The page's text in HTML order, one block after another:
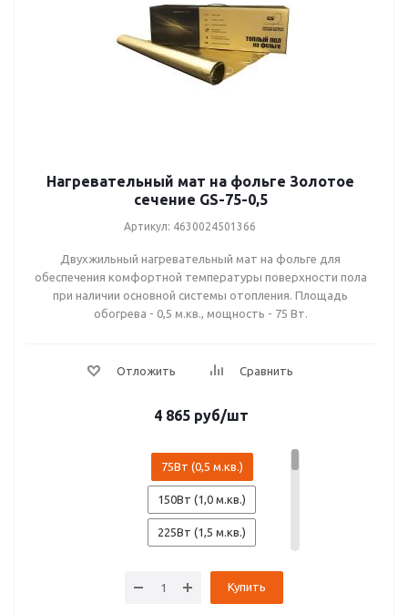
640Вт (4,0 м.кв.)
720Вт (4,5 м.кв.)
800Вт (5,0 м.кв.)
1280Вт (8,0 м.кв.)
1440Вт (9,0 м.кв.)
1920Вт (12,0 м.кв.)
Нагревательный мат на фольге Золотое
сечение GS-75-0,5
Артикул: 4630024501366
Двухжильный нагревательный мат на фольге для
обеспечения комфортной температуры поверхности пола
при наличии основной системы отопления. Площадь
обогрева - 0,5 м.кв., мощность - 75 Вт.
4 865руб/шт
75Вт (0,5 м.кв.)
150Вт (1,0 м.кв.)
225Вт (1,5 м.кв.)
Купить